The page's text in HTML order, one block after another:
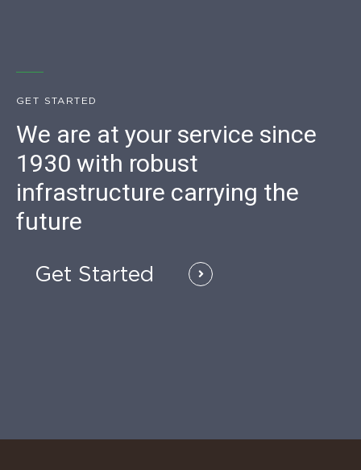
GET STARTED
We are at your service since
1930 with robust
infrastructure carrying the
future
Get Started